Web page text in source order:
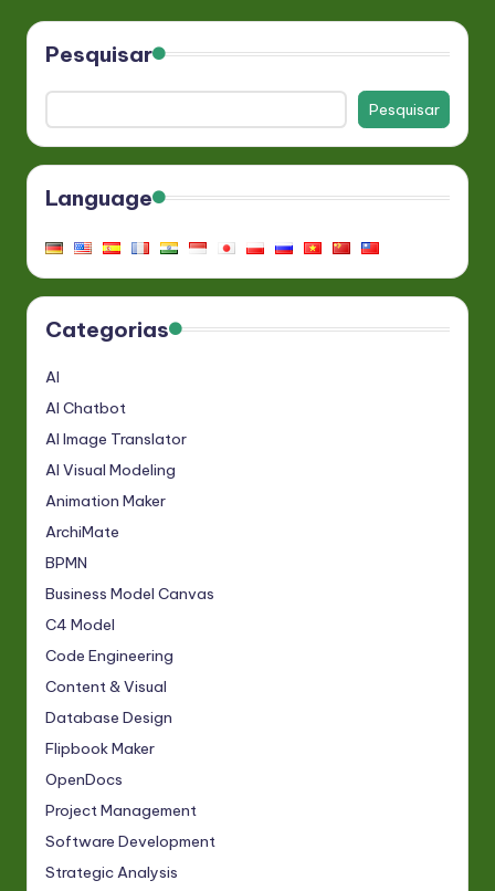
Pesquisar
Pesquisar
Language
Categorias
AI
AI Chatbot
AI Image Translator
AI Visual Modeling
Animation Maker
ArchiMate
BPMN
Business Model Canvas
C4 Model
Code Engineering
Content & Visual
Database Design
Flipbook Maker
OpenDocs
Project Management
Software Development
Strategic Analysis